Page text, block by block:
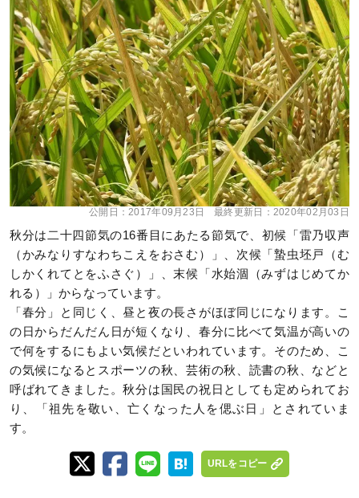
公開日：2017年09月23日 最終更新日： 2020年02月03日
秋分は二十四節気の16番目にあたる節気で、初候「雷乃収声
（かみなりすなわちこえをおさむ）」、次候「蟄虫坯戸（む
しかくれてとをふさぐ）」、末候「水始涸（みずはじめてか
れる）」からなっています。
「春分」と同じく、昼と夜の長さがほぼ同じになります。こ
の日からだんだん日が短くなり、春分に比べて気温が高いの
で何をするにもよい気候だといわれています。そのため、こ
の気候になるとスポーツの秋、芸術の秋、読書の秋、などと
呼ばれてきました。秋分は国民の祝日としても定められてお
り、「祖先を敬い、亡くなった人を偲ぶ日」とされていま
す。
URLをコピー